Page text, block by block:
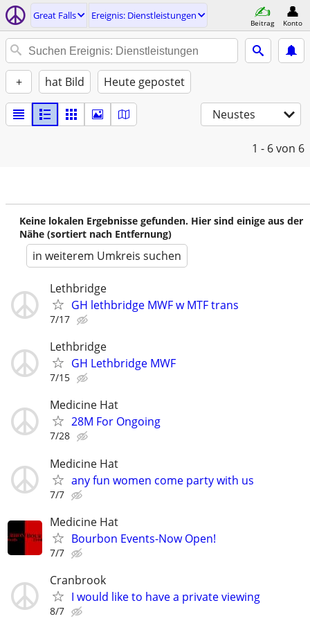
Great Falls Ereignis: Dienstleistungen
Beitrag Konto
+ hat Bild Heute gepostet
Neustes
1 - 6von 6
Keine lokalen Ergebnisse gefunden. Hier sind einige aus der
Nähe (sortiert nach Entfernung)
in weiterem Umkreis suchen
Lethbridge
GH lethbridge MWF w MTF trans
7/17
Lethbridge
GH Lethbridge MWF
7/15
Medicine Hat
28M For Ongoing
7/28
Medicine Hat
any fun women come party with us
7/7
Medicine Hat
Bourbon Events-Now Open!
7/7
Cranbrook
I would like to have a private viewing
8/7